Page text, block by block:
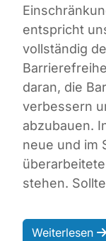
entspricht
vollständig
daran, die
verbessern
abzubauen.
neue und im
stehen.
Weiterlesen